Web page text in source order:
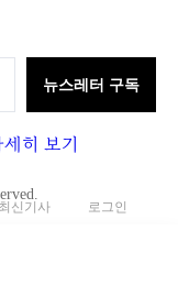
최신기사 로그인
뉴스레터 구독
히 보기